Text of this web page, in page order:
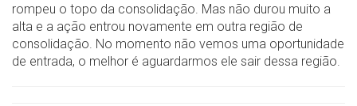
rompeu o topo da consolidação. Mas não durou muito a
alta e a ação entrou novamente em outra região de
consolidação. No momento não vemos uma oportunidade
de entrada, o melhor é aguardarmos ele sair dessa região.